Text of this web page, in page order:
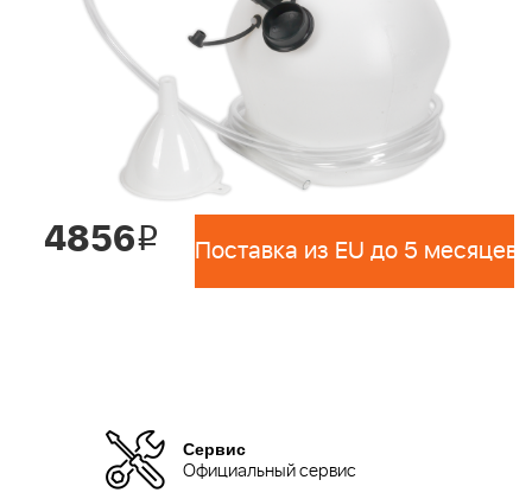
4856i Поставка из EU до 5 месяцев
Сервис
Официальный сервис